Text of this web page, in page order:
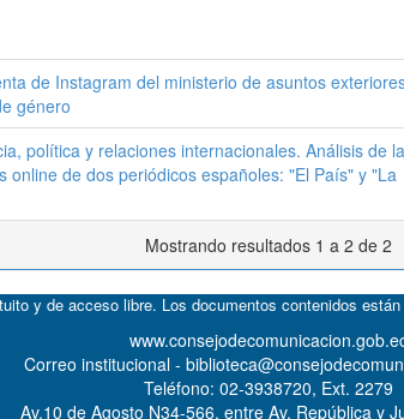
de Instagram del ministerio de asuntos
género
política y relaciones internacionales. Análisis de la
online de dos periódicos españoles: "El País" y "La
Mostrando resultados 1 a 2 de 2
y de acceso libre. Los documentos contenidos
Correo institucional -
Teléfono: 02-3938720, Ext. 2279
Av.10 de Agosto N34-566, entre Av. República y